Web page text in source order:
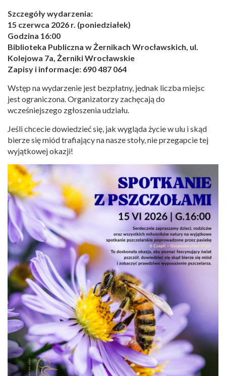
Szczegóły wydarzenia:
15 czerwca 2026 r. (poniedziałek)
Godzina 16:00
Biblioteka Publiczna w Żernikach Wrocławskich, ul.
Kolejowa 7a, Żerniki Wrocławskie
Zapisy i informacje: 690 487 064
Wstęp na wydarzenie jest bezpłatny, jednak liczba miejsc
jest ograniczona. Organizatorzy zachęcają do
wcześniejszego zgłoszenia udziału.
Jeśli chcecie dowiedzieć się, jak wygląda życie w ulu i skąd
bierze się miód trafiający na nasze stoły, nie przegapcie tej
wyjątkowej okazji!